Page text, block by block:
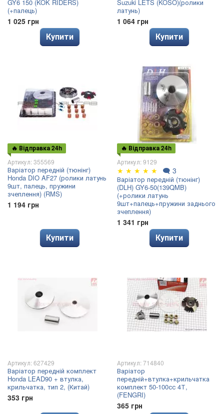
GY6 150 (KOK RIDERS)
(+палець)
1 025 грн
Купити
Suzuki LETS (KOSO)(ролики
латунь)
1 064 грн
Купити
🔥 Відправка 24h
Артикул: 355569
Варіатор передній (тюнінг)
Honda DIO AF27 (ролики латунь
9шт, палець, пружини
зчеплення) (RMS)
1 194 грн
Купити
🔥 Відправка 24h
Артикул: 9129
★ ★ ★ ★ ★ 🗨 3
Варіатор передній (тюнінг)
(DLH) GY6-50(139QMB)
(+ролики латунь
9шт+палець+пружини заднього
зчеплення)
1 341 грн
Купити
Артикул: 627429
Варіатор передній комплект
Honda LEAD90 + втулка,
крильчатка, тип 2, (Китай)
353 грн
Артикул: 714840
Варіатор
передній+втулка+крильчатка
комплект 50-100сс 4Т,
(FENGRI)
365 грн